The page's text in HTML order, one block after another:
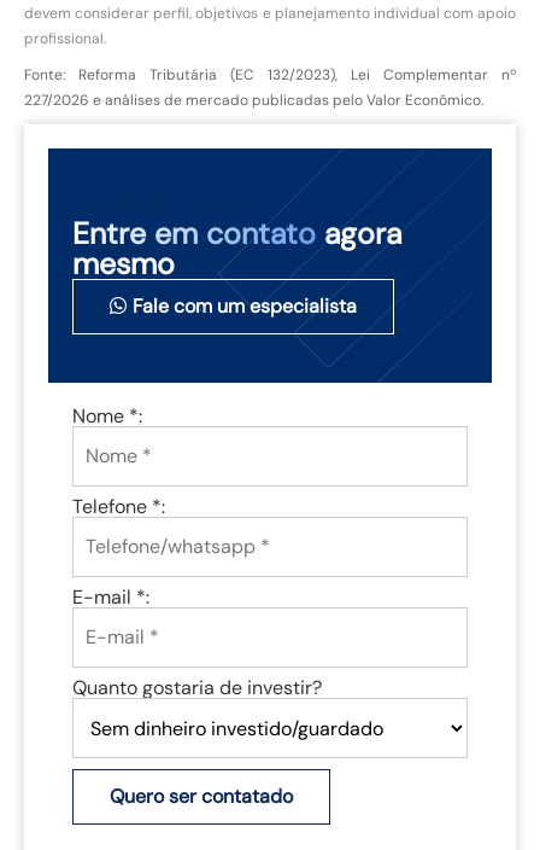
devem considerar perfil, objetivos e planejamento individual com apoio
profissional.
Fonte: Reforma Tributária (EC 132/2023), Lei Complementar nº
227/2026 e análises de mercado publicadas pelo Valor Econômico.
Entre em contato agora
mesmo
Fale com um especialista
Nome *:
Telefone *:
E-mail *:
Quanto gostaria de investir?
Quero ser contatado